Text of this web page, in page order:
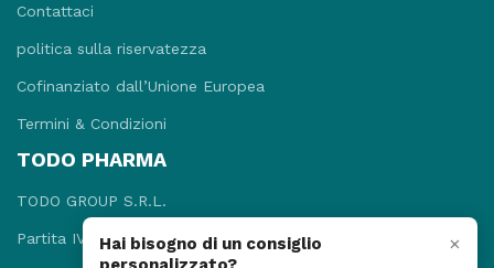
Hai bisogno di un consiglio
×
Contattaci
politica sulla riservatezza
Cofinanziato dall’Unione Europea
Termini & Condizioni
TODO PHARMA
TODO GROUP S.R.L.
Partita IVA: 09781131215